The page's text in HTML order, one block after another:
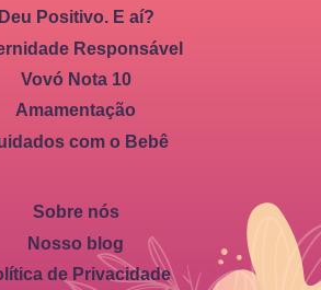
Deu Positivo. E aí?
Responsável
Vovó Nota 10
Amamentação
com o Bebê
Sobre nós
Nosso blog
de Privacidade